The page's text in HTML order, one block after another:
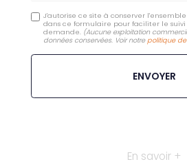
J'autorise ce site à conserver
dans ce formulaire pour faciliter le
demande. (Aucune exploitation
données conservées. Voir notrepolitique
En savoir +